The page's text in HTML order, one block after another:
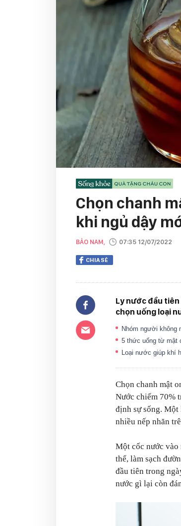
Chọn chanh
khi ngủ dậy
BẢO NAM, 07:35 12/07/2022
CHIA SẺ
Ly nước đầu
chọn uống loại
Nhóm người không
5 thức uống từ mật
Loại nước giúp khí
Chọn chanh mật
Nước chiếm 70%
định sự sống. Một
nhiều nếp nhăn
Một cốc nước vào
thể, làm sạch
đầu tiên trong
nước gì lại còn